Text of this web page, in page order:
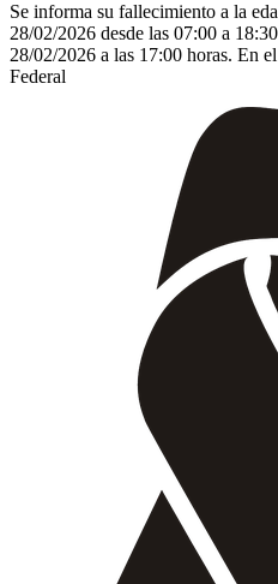
Se informa su fallecimiento a la
28/02/2026 desde las 07:00 a
28/02/2026 a las 17:00 horas. En
Federal